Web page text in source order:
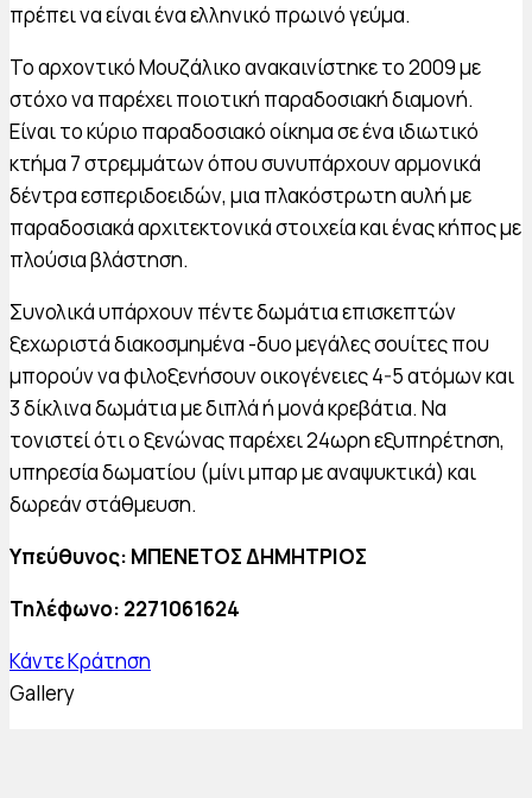
πρέπει να είναι ένα ελληνικό πρωινό γεύμα.
Το αρχοντικό Μουζάλικο ανακαινίστηκε το 2009 με
στόχο να παρέχει ποιοτική παραδοσιακή διαμονή.
Είναι το κύριο παραδοσιακό οίκημα σε ένα ιδιωτικό
κτήμα 7 στρεμμάτων όπου συνυπάρχουν αρμονικά
δέντρα εσπεριδοειδών, μια πλακόστρωτη αυλή με
παραδοσιακά αρχιτεκτονικά στοιχεία και ένας κήπος με
πλούσια βλάστηση.
Συνολικά υπάρχουν πέντε δωμάτια επισκεπτών
ξεχωριστά διακοσμημένα -δυο μεγάλες σουίτες που
μπορούν να φιλοξενήσουν οικογένειες 4-5 ατόμων και
3 δίκλινα δωμάτια με διπλά ή μονά κρεβάτια. Να
τονιστεί ότι ο ξενώνας παρέχει 24ωρη εξυπηρέτηση,
υπηρεσία δωματίου (μίνι μπαρ με αναψυκτικά) και
δωρεάν στάθμευση.
Υπεύθυνος: ΜΠΕΝΕΤΟΣ ΔΗΜΗΤΡΙΟΣ
Τηλέφωνο: 2271061624
Κάντε Κράτηση
Gallery